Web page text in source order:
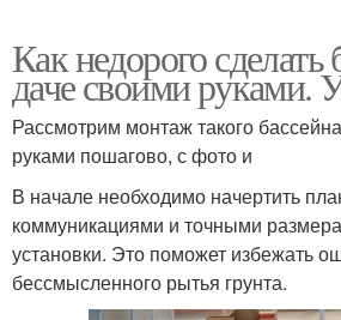
Как недорого сделать
даче своими руками.
Рассмотрим монтаж такого
руками пошагово, с фото и
В начале необходимо начертить
коммуникациями и точными
установки. Это поможет избежать
бессмысленного рытья грунта.